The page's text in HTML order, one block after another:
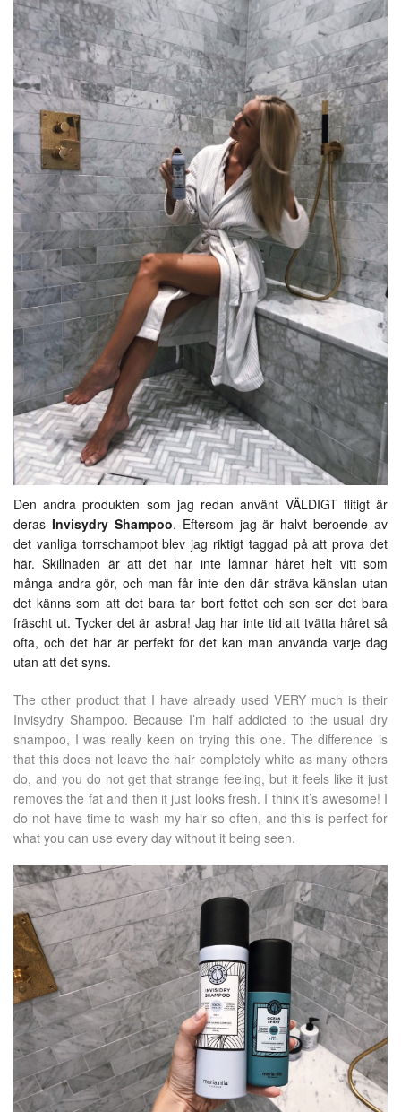
Den andra produkten som jag redan använt VÄLDIGT flitigt är
deras Invisydry Shampoo. Eftersom jag är halvt beroende av
det vanliga torrschampot blev jag riktigt taggad på att prova det
här. Skillnaden är att det här inte lämnar håret helt vitt som
många andra gör, och man får inte den där sträva känslan utan
det känns som att det bara tar bort fettet och sen ser det bara
fräscht ut. Tycker det är asbra! Jag har inte tid att tvätta håret så
ofta, och det här är perfekt för det kan man använda varje dag
utan att det syns.
The other product that I have already used VERY much is their
Invisydry Shampoo. Because I’m half addicted to the usual dry
shampoo, I was really keen on trying this one. The difference is
that this does not leave the hair completely white as many others
do, and you do not get that strange feeling, but it feels like it just
removes the fat and then it just looks fresh. I think it’s awesome! I
do not have time to wash my hair so often, and this is perfect for
what you can use every day without it being seen.